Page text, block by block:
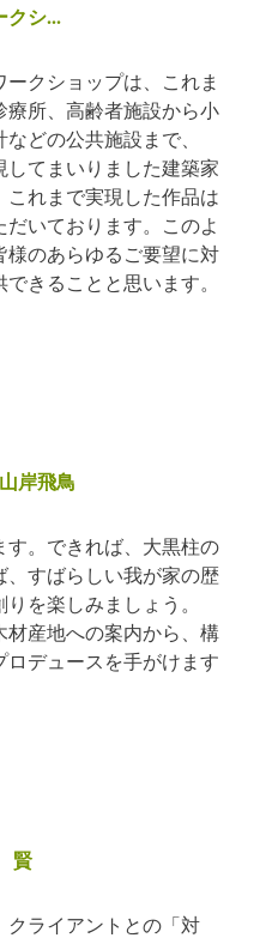
クシ...
クショップは、これま
所、高齢者施設から小
どの公共施設まで、
てまいりました建築家
れまで実現した作品は
いております。このよ
様のあらゆるご要望に対
きることと思います。
岸飛鳥
。できれば、大黒柱の
すばらしい我が家の歴
を楽しみましょう。
産地への案内から、構
デュースを手がけます
賢
ライアントとの「対